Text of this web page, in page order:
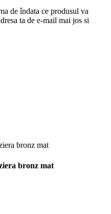
de îndata ce produsul va
ta de e-mail mai jos si
bronz mat